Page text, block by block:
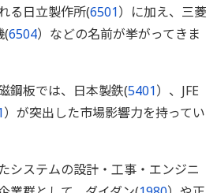
る日立製作所(6501）に加え、三菱
(6504）などの名前が挙がってきま
鋼板では、日本製鉄(5401）、JFE
）が突出した市場影響力を持ってい
システムの設計・工事・エンジニ